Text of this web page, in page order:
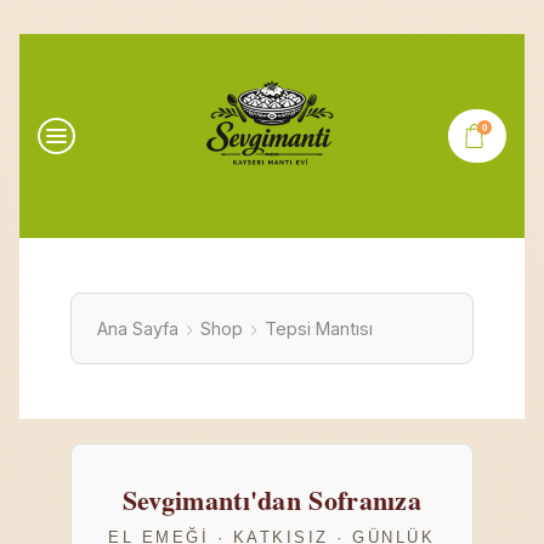
0
Ana Sayfa Shop Tepsi Mantısı
Sevgimantı'dan Sofranıza
EL EMEĞI · KATKISIZ · GÜNLÜK